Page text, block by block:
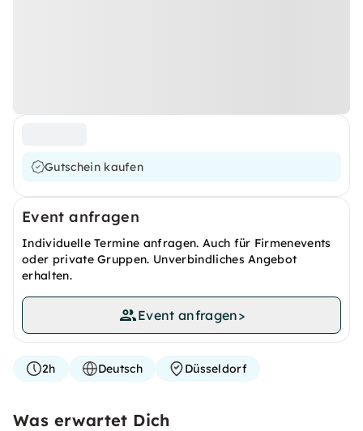
Gutschein kaufen
Event anfragen
Individuelle Termine anfragen. Auch für Firmenevents
oder private Gruppen. Unverbindliches Angebot
erhalten.
Event anfragen>
2h Deutsch Düsseldorf
Was erwartet Dich